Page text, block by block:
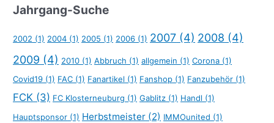
Jahrgang-Suche
2002 (1) 2004 (1) 2005 (1) 2006 (1) 2007 (4) 2008 (4)
2009 (4) 2010 (1) Abbruch (1) allgemein (1) Corona (1)
Covid19 (1) FAC (1) Fanartikel (1) Fanshop (1) Fanzubehör (1)
FCK (3) FC Klosterneuburg (1) Gablitz (1) Handl (1)
Hauptsponsor (1) Herbstmeister (2) IMMOunited (1)